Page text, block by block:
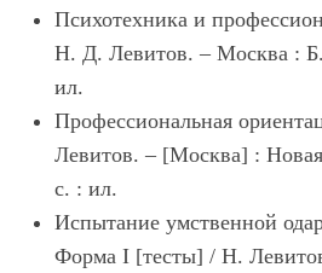
Психотехника и
Н. Д. Левитов. – Москва :
ил.
Профессиональная
Левитов. – [Москва] :
с. : ил.
Испытание умственной
Форма I [тесты] / Н.